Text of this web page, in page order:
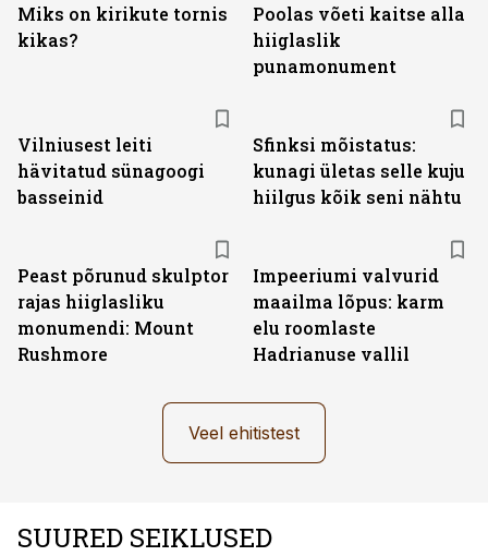
Miks on kirikute tornis
kikas?
Poolas võeti kaitse alla
hiiglaslik
punamonument
Vilniusest leiti
hävitatud sünagoogi
basseinid
Sfinksi mõistatus:
kunagi ületas selle kuju
hiilgus kõik seni nähtu
Peast põrunud skulptor
rajas hiiglasliku
monumendi: Mount
Rushmore
Impeeriumi valvurid
maailma lõpus: karm
elu roomlaste
Hadrianuse vallil
Veel ehitistest
SUURED SEIKLUSED